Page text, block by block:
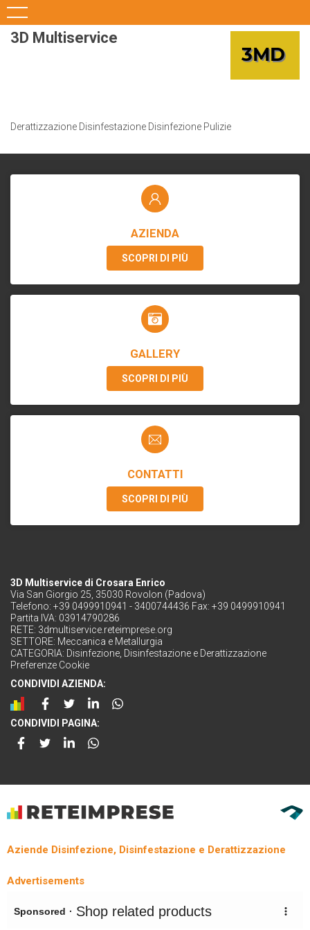
3D Multiservice
Derattizzazione Disinfestazione Disinfezione Pulizie
AZIENDA
SCOPRI DI PIÙ
GALLERY
SCOPRI DI PIÙ
CONTATTI
SCOPRI DI PIÙ
3D Multiservice di Crosara Enrico
Via San Giorgio 25, 35030 Rovolon (Padova)
Telefono: +39 0499910941 - 3400744436 Fax: +39 0499910941
Partita IVA: 03914790286
RETE: 3dmultiservice.reteimprese.org
SETTORE: Meccanica e Metallurgia
CATEGORIA: Disinfezione, Disinfestazione e Derattizzazione
Preferenze Cookie
CONDIVIDI AZIENDA:
CONDIVIDI PAGINA:
Aziende Disinfezione, Disinfestazione e Derattizzazione
Advertisements